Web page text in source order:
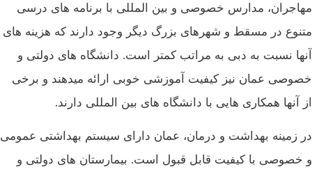
مهاجران، مدارس خصوصی و بین‌ المللی با برنامه‌ های درسی
متنوع در مسقط و شهرهای بزرگ دیگر وجود دارند که هزینه‌ های
آنها نسبت به دبی به‌ مراتب کمتر است. دانشگاه‌ های دولتی و
خصوصی عمان نیز کیفیت آموزشی خوبی ارائه میدهند و برخی
از آنها همکاری‌ هایی با دانشگاه‌ های بین‌ المللی دارند.
در زمینه بهداشت و درمان، عمان دارای سیستم بهداشتی عمومی
و خصوصی با کیفیت قابل قبول است. بیمارستان‌ های دولتی و